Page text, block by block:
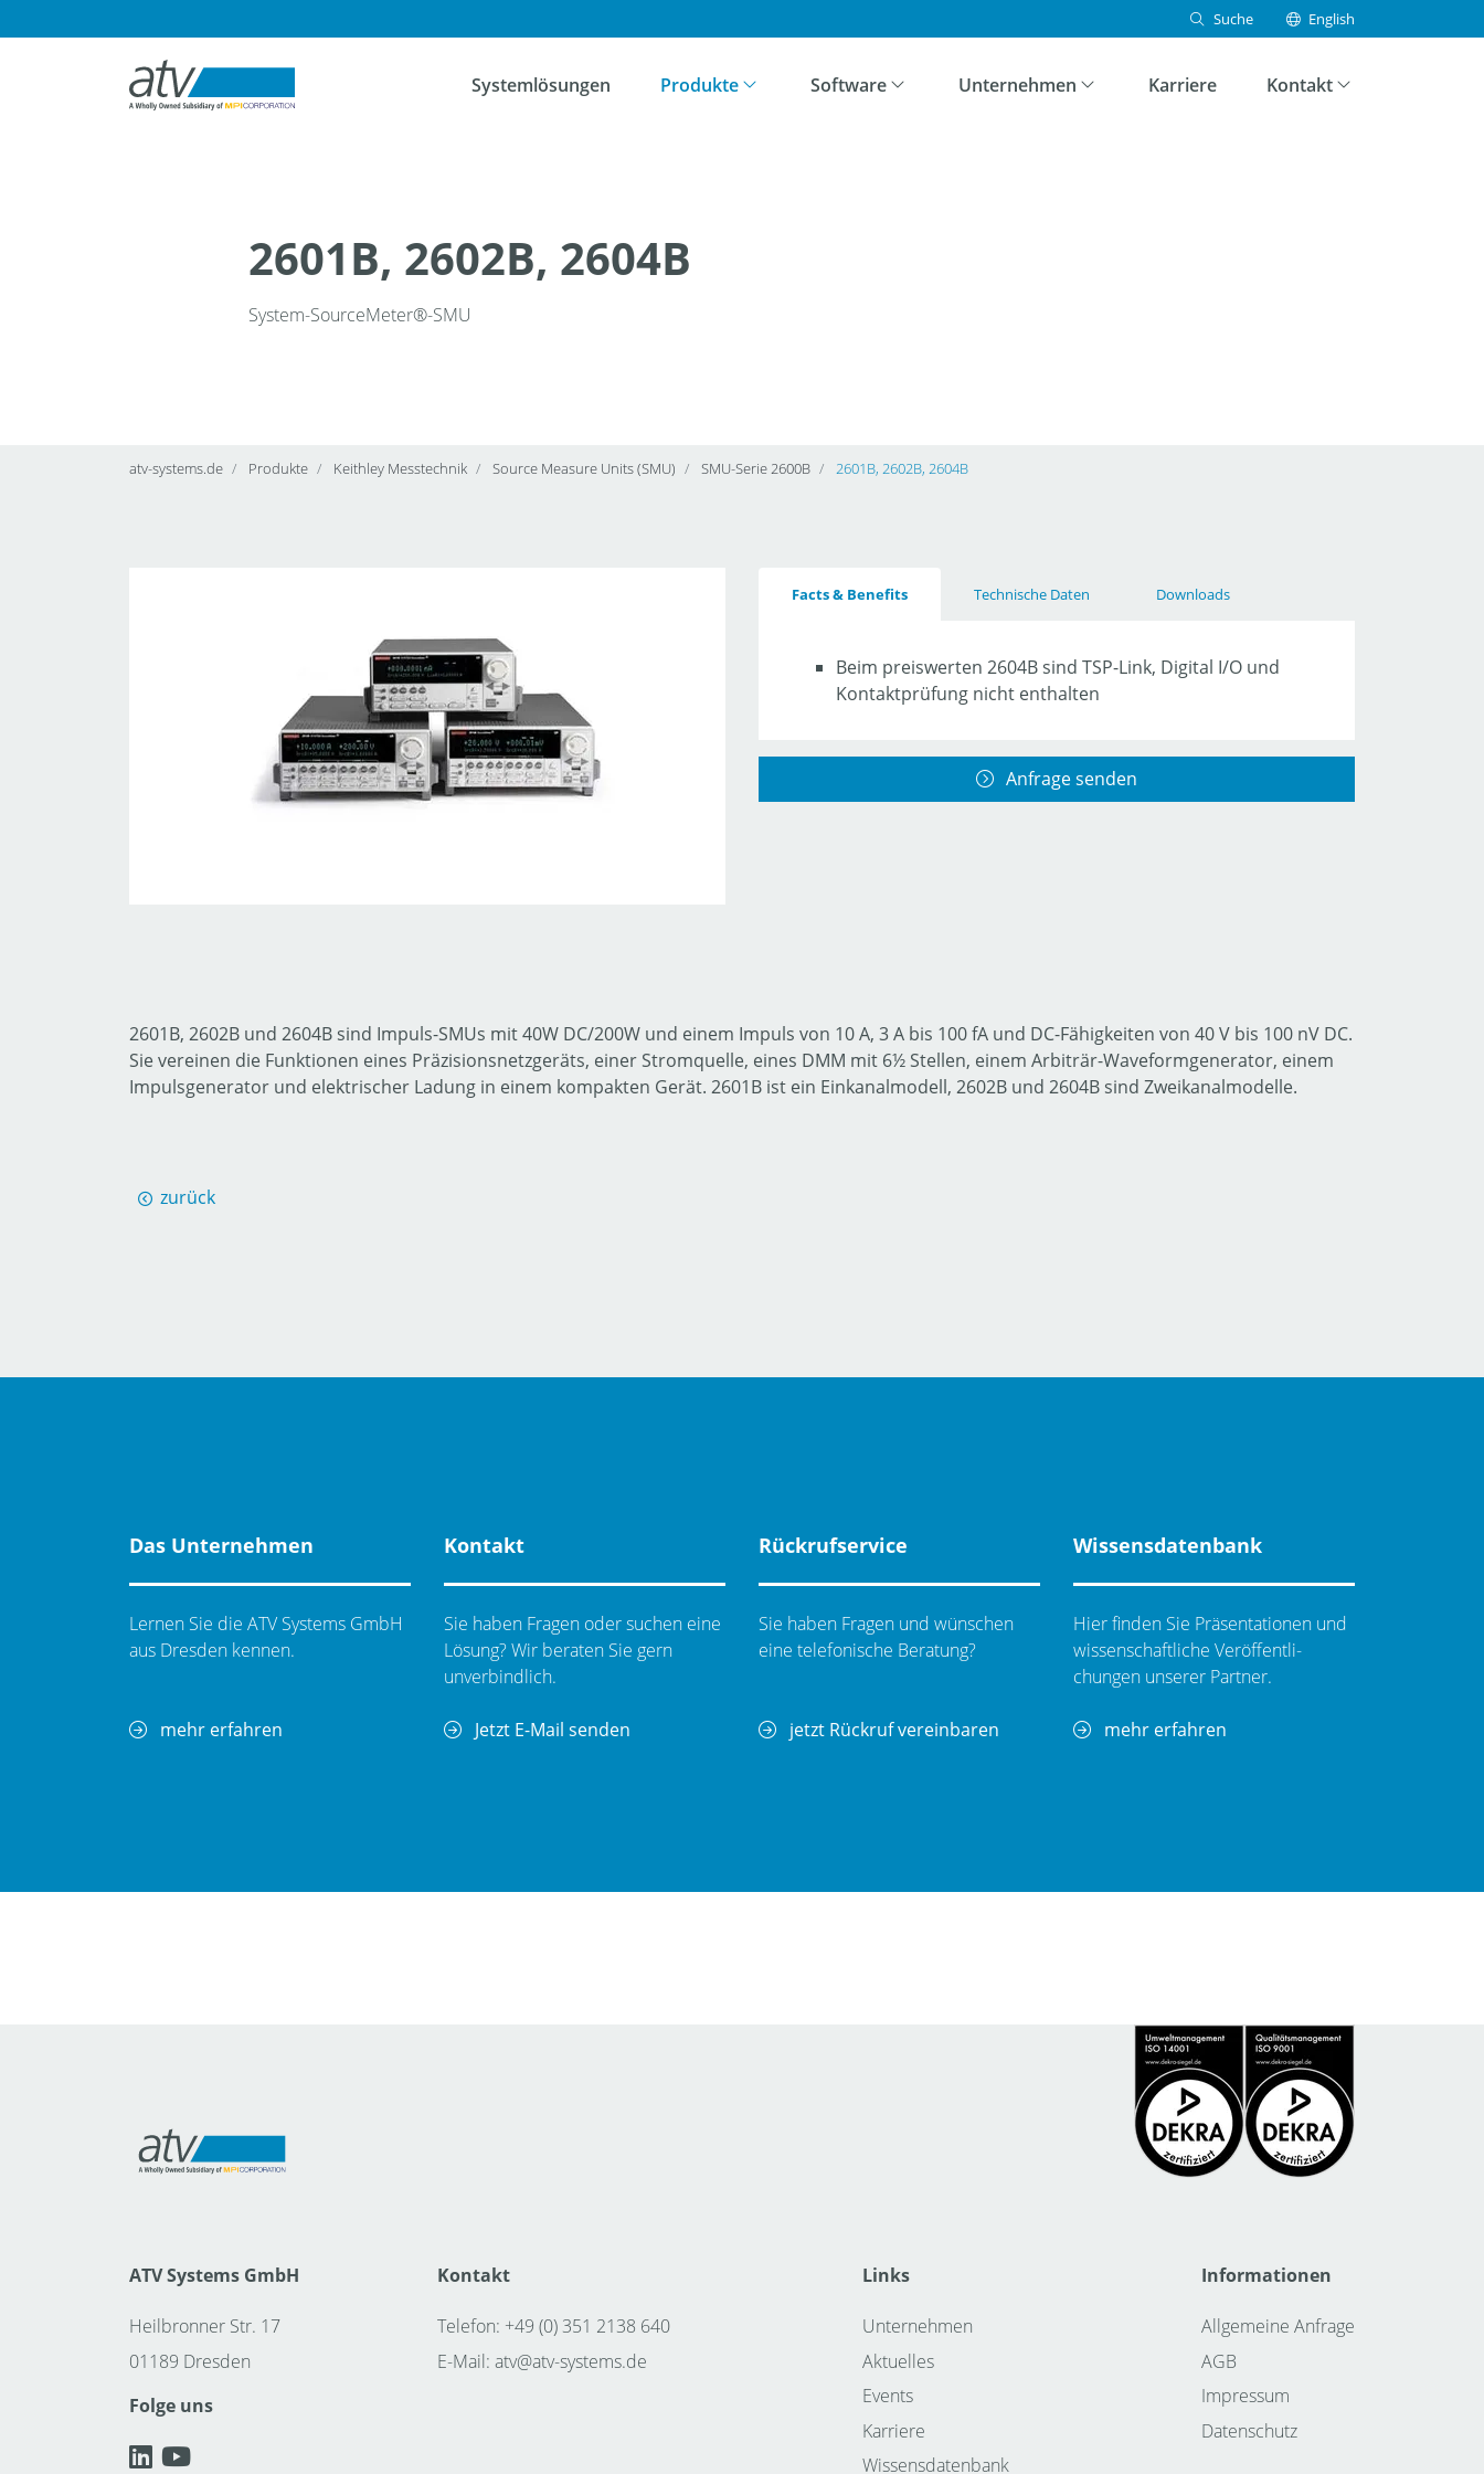
Suche
Suchen
English
Systemlösungen Produkte Software Unternehmen Karriere Kontakt
2601B, 2602B, 2604B
System-SourceMeter®-SMU
atv-systems.de Produkte Keithley Messtechnik Source Measure Units (SMU) SMU-Serie 2600B 2601B, 2602B, 2604B
Facts & Benefits Technische Daten Downloads
Beim preiswerten 2604B sind TSP-Link, Digital I/O und
Kontaktprüfung nicht enthalten
Anfrage senden
2601B, 2602B und 2604B sind Impuls-SMUs mit 40W DC/200W und einem Impuls von 10 A, 3 A bis 100 fA und DC-Fähigkeiten von 40 V bis 100 nV DC.
Sie vereinen die Funktionen eines Präzisionsnetzgeräts, einer Stromquelle, eines DMM mit 6½ Stellen, einem Arbiträr-Waveformgenerator, einem
Impulsgenerator und elektrischer Ladung in einem kompakten Gerät. 2601B ist ein Einkanalmodell, 2602B und 2604B sind Zweikanalmodelle.
zurück
Das Unternehmen
Lernen Sie die ATV Systems GmbH
aus Dresden kennen.
mehr erfahren
Kontakt
Sie haben Fragen oder suchen eine
Lösung? Wir beraten Sie gern
unverbindlich.
Jetzt E-Mail senden
Rückrufservice
Sie haben Fragen und wünschen
eine telefonische Beratung?
jetzt Rückruf vereinbaren
Wissensdatenbank
Hier finden Sie Präsentationen und
wissenschaftliche Ver­öf­fent­li­
chungen unserer Partner.
mehr erfahren
ATV Systems GmbH
Heilbronner Str. 17
01189 Dresden
Folge uns
Kontakt
Telefon: +49 (0) 351 2138 640
E-Mail: atv@atv-systems.de
Links
Unternehmen
Aktuelles
Events
Karriere
Wissensdatenbank
Informationen
Allgemeine Anfrage
AGB
Impressum
Datenschutz